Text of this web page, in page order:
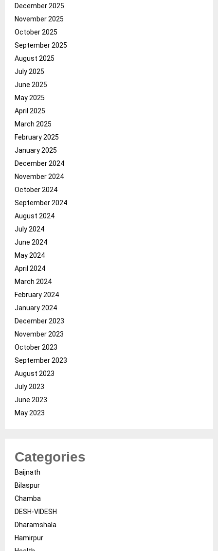
December 2025
November 2025
October 2025
September 2025
August 2025
July 2025
June 2025
May 2025
April 2025
March 2025
February 2025
January 2025
December 2024
November 2024
October 2024
September 2024
August 2024
July 2024
June 2024
May 2024
April 2024
March 2024
February 2024
January 2024
December 2023
November 2023
October 2023
September 2023
August 2023
July 2023
June 2023
May 2023
Categories
Baijnath
Bilaspur
Chamba
DESH-VIDESH
Dharamshala
Hamirpur